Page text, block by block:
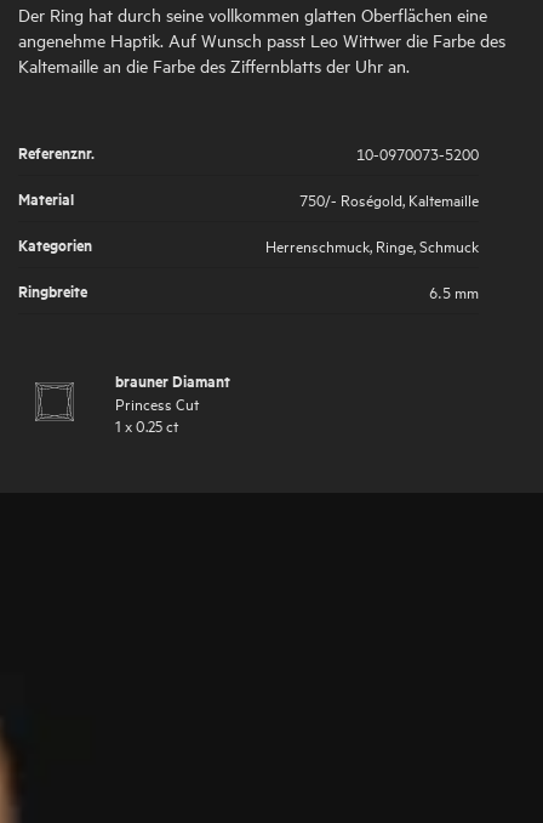
Der Ring hat durch seine vollkommen glatten Oberflächen eine
angenehme Haptik. Auf Wunsch passt Leo Wittwer die Farbe des
Kaltemaille an die Farbe des Ziffernblatts der Uhr an.
Referenznr.
10-0970073-5200
Material
750/- Roségold Kaltemaille
Kategorien
Herrenschmuck Ringe Schmuck
Ringbreite
6.5 mm
brauner Diamant
Princess Cut
1 x0.25ct